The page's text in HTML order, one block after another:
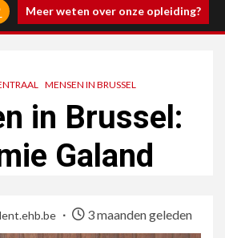
Meer weten over onze opleiding?
MENSEN IN BRUSSEL
in Brussel:
Galand
3 maanden geleden